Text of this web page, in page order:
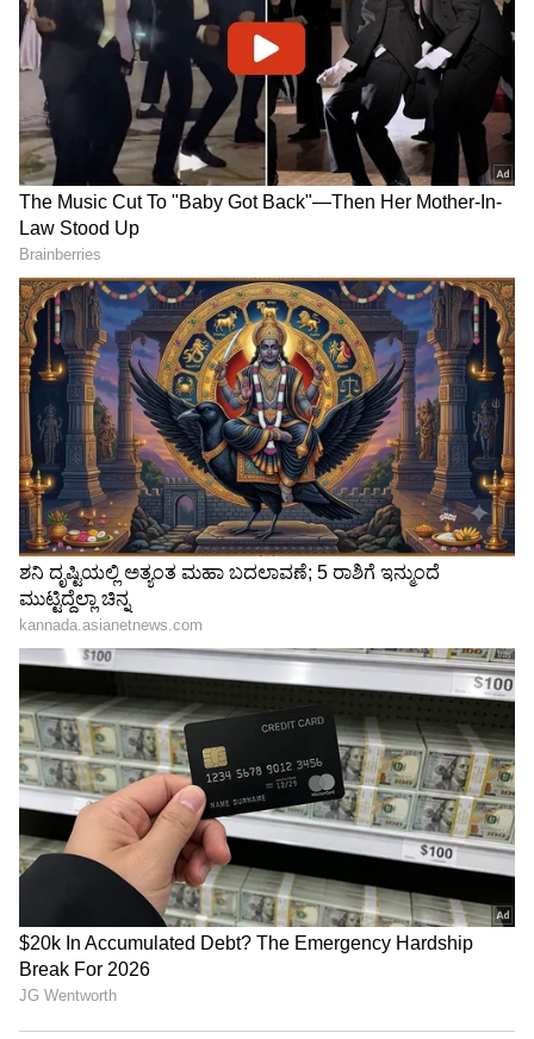
3
6
Image Credit :Asianet News
ಸಿಂಹ ರಾಶಿ
ತಮ್ಮನ್ನು ಸ್ಪಷ್ಟವಾಗಿ ವ್ಯಕ್ತಪಡಿಸಲು ಕಷ್ಟಪಡುವವರು
ಆತ್ಮವಿಶ್ವಾಸದಲ್ಲಿ ಹೆಚ್ಚಳವನ್ನು ಅನುಭವಿಸುತ್ತಾರೆ. ಬುದ್ಧಿವಂತ
ಕೆಲಸದ ನಿರ್ಧಾರಗಳನ್ನು ತೆಗೆದುಕೊಳ್ಳುವುದು
ಖಂಡಿತವಾಗಿಯೂ ಪ್ರಯೋಜನಗಳನ್ನು ನೀಡುತ್ತದೆ. ಇದಲ್ಲದೆ,
ನಿಮ್ಮ ವೈಯಕ್ತಿಕ ಸಂಬಂಧಗಳನ್ನು ಸುಧಾರಿಸಲು ನಿಮಗೆ